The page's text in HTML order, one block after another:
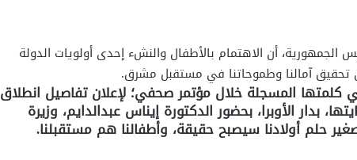
أن الاهتمام بالأطفال والنشء إحدى أولويات الدولة
تحقيق آمالنا وطموحاتنا في مستقبل مشرق.
المسجلة خلال مؤتمر صحفي؛ لإعلان تفاصيل انطلاق
بدار الأوبرا، بحضور الدكتورة إيناس عبدالدايم، وزيرة
حلم أولادنا سيصبح حقيقة، وأطفالنا هم مستقبلنا.